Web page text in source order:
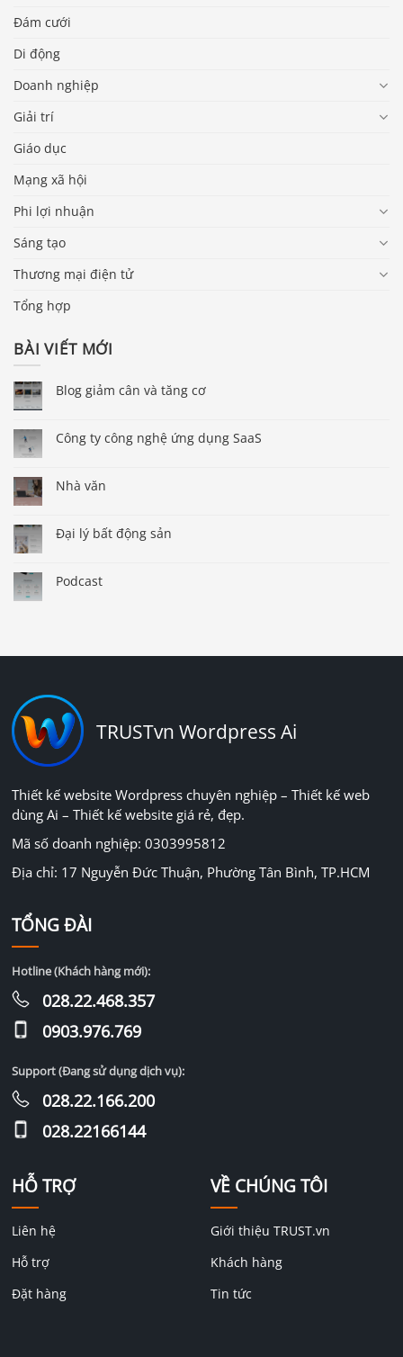
Đám cưới
Di động
Doanh nghiệp
Giải trí
Giáo dục
Mạng xã hội
Phi lợi nhuận
Sáng tạo
Thương mại điện tử
Tổng hợp
BÀI VIẾT MỚI
Blog giảm cân và tăng cơ
Công ty công nghệ ứng dụng SaaS
Nhà văn
Đại lý bất động sản
Podcast
TRUSTvn Wordpress Ai
Thiết kế website Wordpress chuyên nghiệp – Thiết kế web
dùng Ai – Thiết kế website giá rẻ, đẹp.
Mã số doanh nghiệp: 0303995812
Địa chỉ: 17 Nguyễn Đức Thuận, Phường Tân Bình, TP.HCM
HỖ TRỢ
Liên hệ
Hỗ trợ
Đặt hàng
VỀ CHÚNG TÔI
Giới thiệu TRUST.vn
Khách hàng
Tin tức
TỔNG ĐÀI
Hotline (Khách hàng mới):
028.22.468.357
0903.976.769
Support (Đang sử dụng dịch vụ):
028.22.166.200
028.22166144